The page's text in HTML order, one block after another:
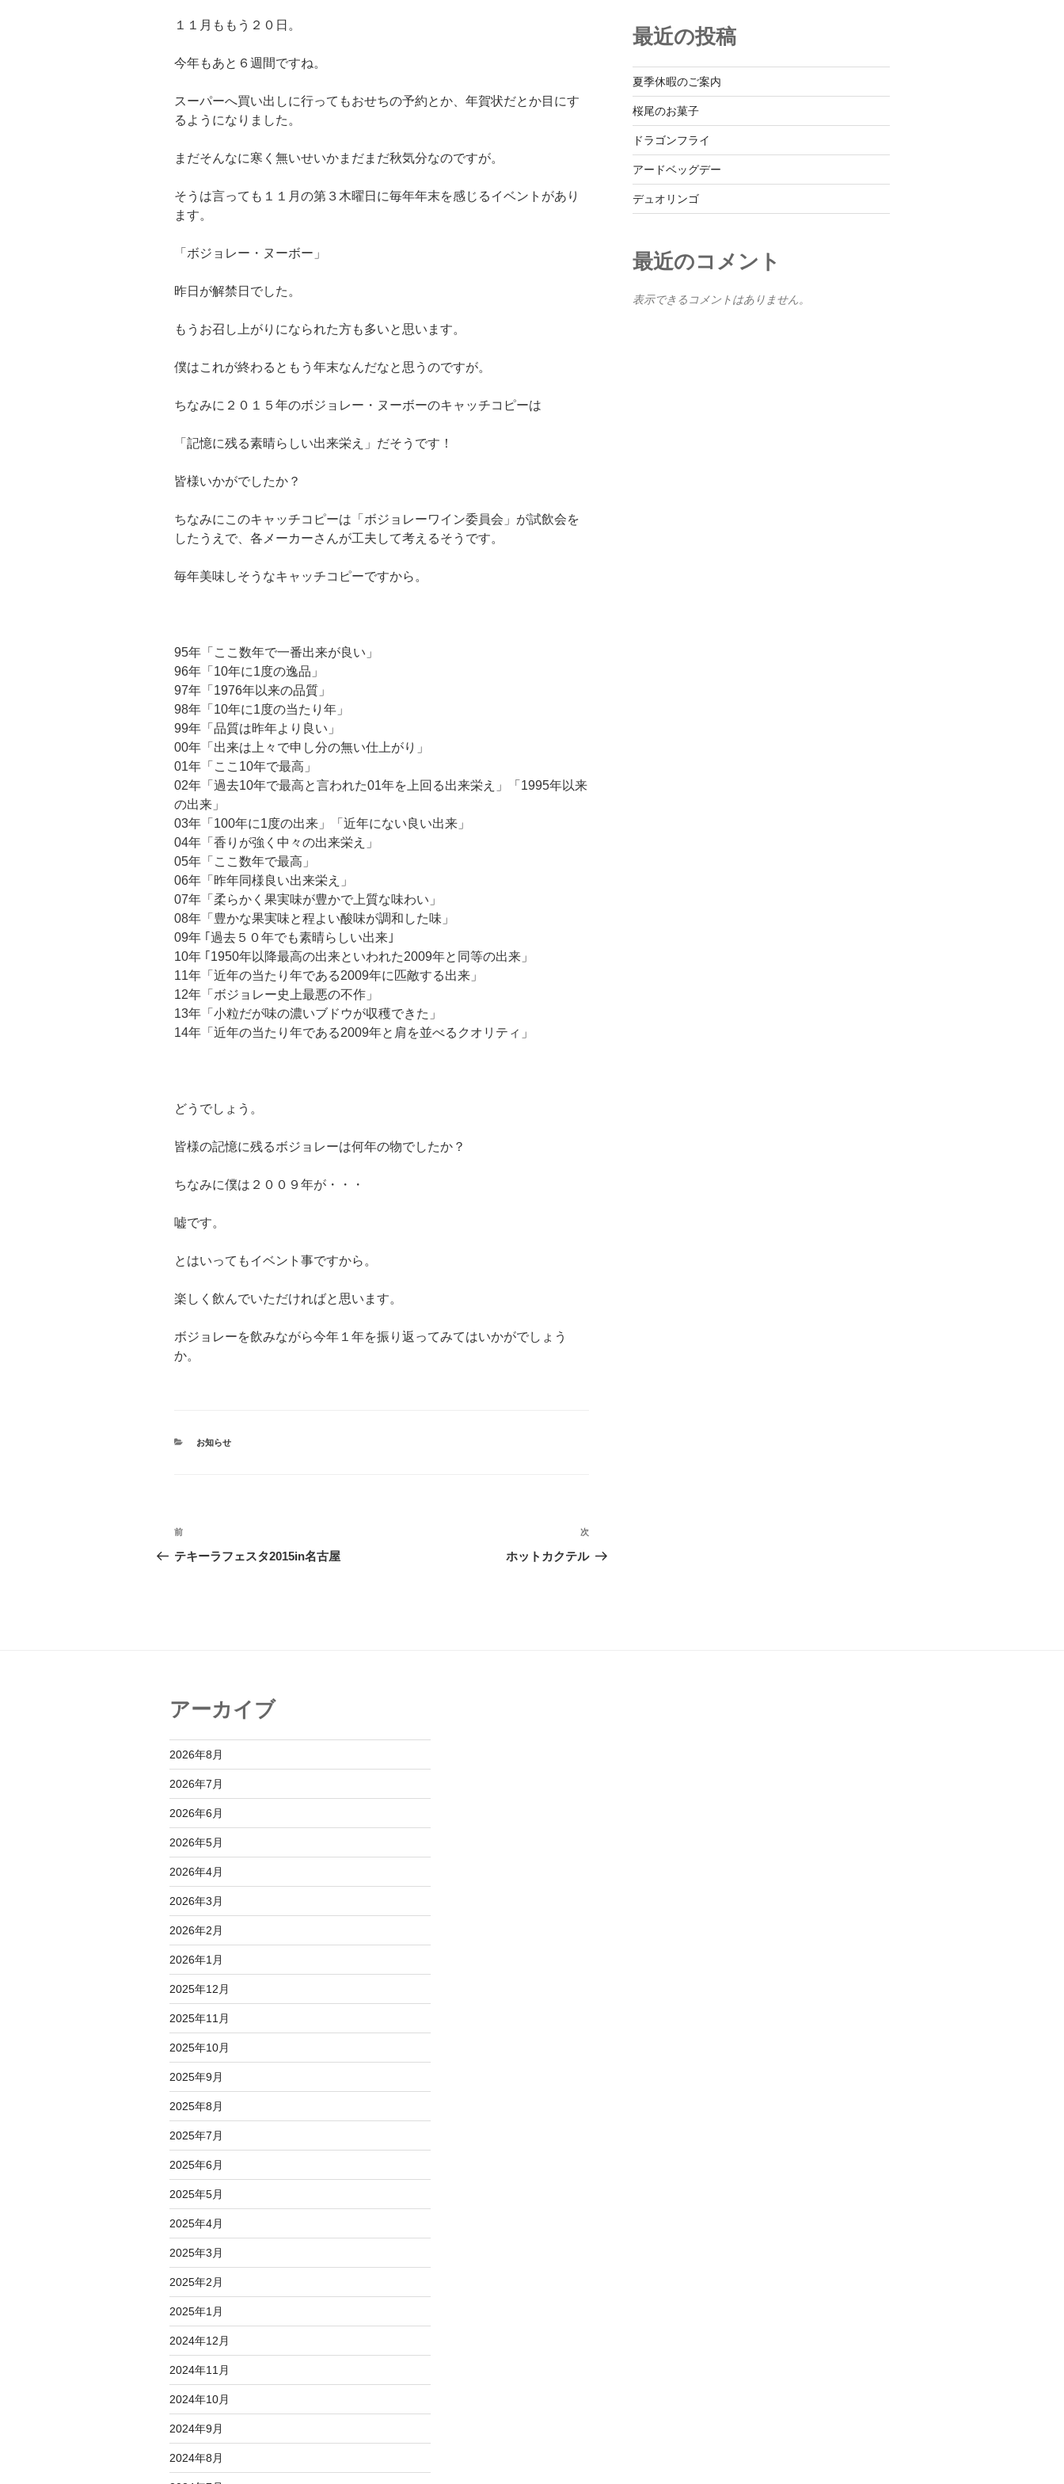
１１月ももう２０日。
今年もあと６週間ですね。
スーパーへ買い出しに行ってもおせちの予約とか、年賀状だとか目にす
るようになりました。
まだそんなに寒く無いせいかまだまだ秋気分なのですが。
そうは言っても１１月の第３木曜日に毎年年末を感じるイベントがあり
ます。
「ボジョレー・ヌーボー」
昨日が解禁日でした。
もうお召し上がりになられた方も多いと思います。
僕はこれが終わるともう年末なんだなと思うのですが。
ちなみに２０１５年のボジョレー・ヌーボーのキャッチコピーは
「記憶に残る素晴らしい出来栄え」だそうです！
皆様いかがでしたか？
ちなみにこのキャッチコピーは「ボジョレーワイン委員会」が試飲会を
したうえで、各メーカーさんが工夫して考えるそうです。
毎年美味しそうなキャッチコピーですから。
95年「ここ数年で一番出来が良い」
96年「10年に1度の逸品」
97年「1976年以来の品質」
98年「10年に1度の当たり年」
99年「品質は昨年より良い」
00年「出来は上々で申し分の無い仕上がり」
01年「ここ10年で最高」
02年「過去10年で最高と言われた01年を上回る出来栄え」「1995年以来
の出来」
03年「100年に1度の出来」「近年にない良い出来」
04年「香りが強く中々の出来栄え」
05年「ここ数年で最高」
06年「昨年同様良い出来栄え」
07年「柔らかく果実味が豊かで上質な味わい」
08年「豊かな果実味と程よい酸味が調和した味」
09年 ｢過去５０年でも素晴らしい出来｣
10年 ｢1950年以降最高の出来といわれた2009年と同等の出来」
11年「近年の当たり年である2009年に匹敵する出来」
12年「ボジョレー史上最悪の不作」
13年「小粒だが味の濃いブドウが収穫できた」
14年「近年の当たり年である2009年と肩を並べるクオリティ」
どうでしょう。
皆様の記憶に残るボジョレーは何年の物でしたか？
ちなみに僕は２００９年が・・・
嘘です。
とはいってもイベント事ですから。
楽しく飲んでいただければと思います。
ボジョレーを飲みながら今年１年を振り返ってみてはいかがでしょう
か。
カ
お知らせ
投
稿
シ
ョ
ン
前
の
前
テキーラフェスタ2015in名古屋
次
の
次
ホットカクテル
最近の投稿
夏季休暇のご案内
桜尾のお菓子
ドラゴンフライ
アードベッグデー
デュオリンゴ
最近のコメント
表示できるコメントはありません。
アーカイブ
2026年8月
2026年7月
2026年6月
2026年5月
2026年4月
2026年3月
2026年2月
2026年1月
2025年12月
2025年11月
2025年10月
2025年9月
2025年8月
2025年7月
2025年6月
2025年5月
2025年4月
2025年3月
2025年2月
2025年1月
2024年12月
2024年11月
2024年10月
2024年9月
2024年8月